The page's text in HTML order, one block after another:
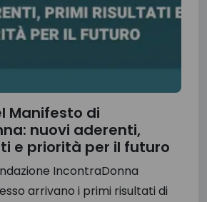
Manifesto di
nuovi aderenti,
e priorità per il futuro
IncontraDonna
arrivano i primi risultati di